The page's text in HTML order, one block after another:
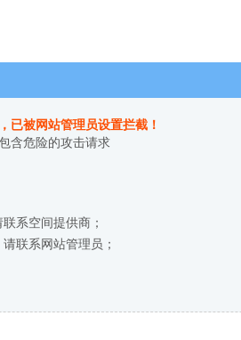
已被网站管理员设置拦截！
含危险的攻击请求
系空间提供商；
联系网站管理员；